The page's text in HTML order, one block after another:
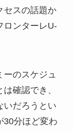
セスの話題か
ロンターレU-
のスケジュ
確認でき、
いだろうとい
30分ほど変わ